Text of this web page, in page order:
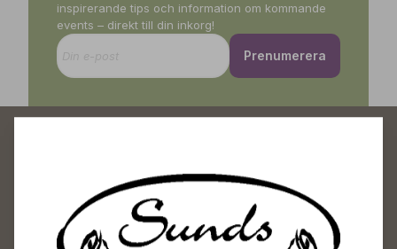
inspirerande tips och information om kommande
events – direkt till din inkorg!
Prenumerera
Sunds Trädgårdscenter